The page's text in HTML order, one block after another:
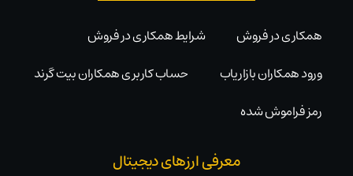
همکاری در فروش
شرایط همکاری در فروش
ورود همکاران بازاریاب
حساب کاربری همکاران بیت گرند
رمز فراموش شده
معرفی ارزهای دیجیتال